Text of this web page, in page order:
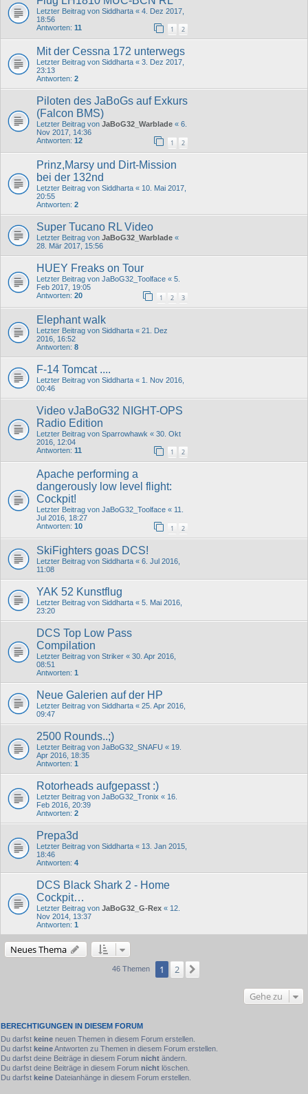
Letzter Beitrag von Siddharta « 4. Dez 2017,
18:56
Antworten: 11 1 2
Mit der Cessna 172 unterwegs
Letzter Beitrag von Siddharta « 3. Dez 2017,
23:13
Antworten: 2
Piloten des JaBoGs auf Exkurs
(Falcon BMS)
Letzter Beitrag von JaBoG32_Warblade « 6.
Nov 2017, 14:36
Antworten: 12 1 2
Prinz,Marsy und Dirt-Mission
bei der 132nd
Letzter Beitrag von Siddharta « 10. Mai 2017,
20:55
Antworten: 2
Super Tucano RL Video
Letzter Beitrag von JaBoG32_Warblade «
28. Mär 2017, 15:56
HUEY Freaks on Tour
Letzter Beitrag von JaBoG32_Toolface « 5.
Feb 2017, 19:05
Antworten: 20 1 2 3
Elephant walk
Letzter Beitrag von Siddharta « 21. Dez
2016, 16:52
Antworten: 8
F-14 Tomcat ....
Letzter Beitrag von Siddharta « 1. Nov 2016,
00:46
Video vJaBoG32 NIGHT-OPS
Radio Edition
Letzter Beitrag von Sparrowhawk « 30. Okt
2016, 12:04
Antworten: 11 1 2
Apache performing a
dangerously low level flight:
Cockpit!
Letzter Beitrag von JaBoG32_Toolface « 11.
Jul 2016, 18:27
Antworten: 10 1 2
SkiFighters goas DCS!
Letzter Beitrag von Siddharta « 6. Jul 2016,
11:08
YAK 52 Kunstflug
Letzter Beitrag von Siddharta « 5. Mai 2016,
23:20
DCS Top Low Pass
Compilation
Letzter Beitrag von Striker « 30. Apr 2016,
08:51
Antworten: 1
Neue Galerien auf der HP
Letzter Beitrag von Siddharta « 25. Apr 2016,
09:47
2500 Rounds..;)
Letzter Beitrag von JaBoG32_SNAFU « 19.
Apr 2016, 18:35
Antworten: 1
Rotorheads aufgepasst :)
Letzter Beitrag von JaBoG32_Tronix « 16.
Feb 2016, 20:39
Antworten: 2
Prepa3d
Letzter Beitrag von Siddharta « 13. Jan 2015,
18:46
Antworten: 4
DCS Black Shark 2 - Home
Cockpit…
Letzter Beitrag von JaBoG32_G-Rex « 12.
Nov 2014, 13:37
Antworten: 1
Neues Thema
46 Themen 1 2
Gehe zu
BERECHTIGUNGEN IN DIESEM FORUM
Du darfst keine neuen Themen in diesem Forum erstellen.
Du darfst keineAntworten zu Themen in diesem Forum erstellen.
Du darfst deine Beiträge in diesem Forum nicht ändern.
Du darfst deine Beiträge in diesem Forum nicht löschen.
Du darfst keine Dateianhänge in diesem Forum erstellen.